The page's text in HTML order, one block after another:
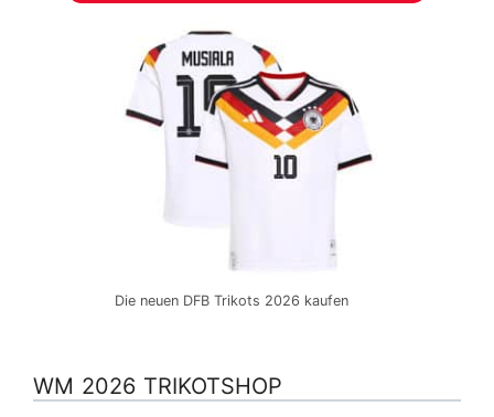
Die neuen DFB Trikots 2026 kaufen
WM 2026 TRIKOTSHOP